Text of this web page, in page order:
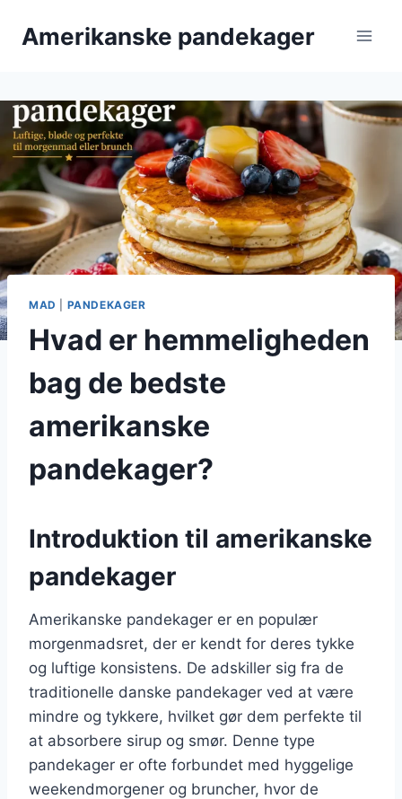
Amerikanske pandekager
MAD PANDEKAGER
Hvad er hemmeligheden
bag de bedste
amerikanske
pandekager?
Introduktion til amerikanske
pandekager
Amerikanske pandekager er en populær
morgenmadsret, der er kendt for deres tykke
og luftige konsistens. De adskiller sig fra de
traditionelle danske pandekager ved at være
mindre og tykkere, hvilket gør dem perfekte til
at absorbere sirup og smør. Denne type
pandekager er ofte forbundet med hyggelige
weekendmorgener og bruncher, hvor de